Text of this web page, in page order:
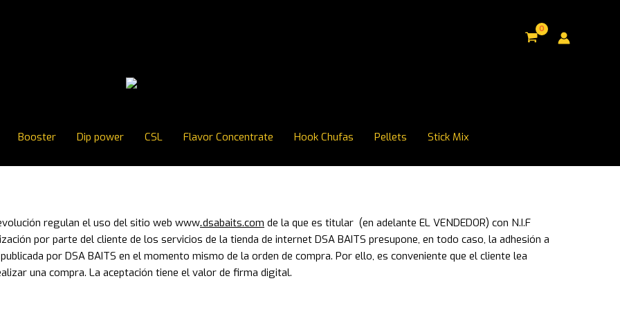
Booster Dip power CSL Flavor Concentrate Hook Chufas Pellets
Stick Mix
regulan el uso del sitio web www.dsabaits.com de la que es titular (en adelante EL VENDEDOR) con N.I.F
por parte del cliente de los servicios de la tienda de internet DSA BAITS presupone, en todo caso, la adhesión a
por DSA BAITS en el momento mismo de la orden de compra. Por ello, es conveniente que el cliente lea
una compra. La aceptación tiene el valor de firma digital.